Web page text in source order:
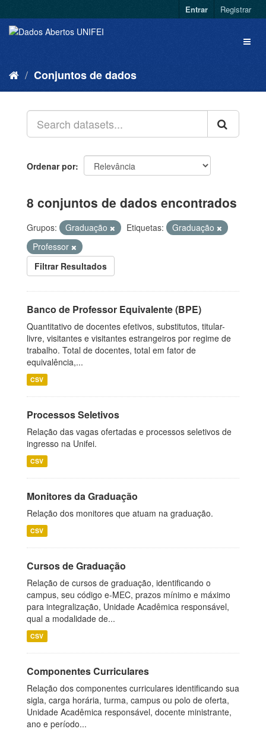
Entrar Registrar
Conjuntos de dados
Ordenar por
8 conjuntos de dados encontrados
Grupos: Graduação Etiquetas:
Graduação
Professor
Filtrar Resultados
Banco de Professor Equivalente (BPE)
Quantitativo de docentes efetivos, substitutos, titular-
livre, visitantes e visitantes estrangeiros por regime de
trabalho. Total de docentes, total em fator de
equivalência,...
CSV
Processos Seletivos
Relação das vagas ofertadas e processos seletivos de
ingresso na Unifei.
CSV
Monitores da Graduação
Relação dos monitores que atuam na graduação.
CSV
Cursos de Graduação
Relação de cursos de graduação, identificando o
campus, seu código e-MEC, prazos mínimo e máximo
para integralização, Unidade Acadêmica responsável,
qual a modalidade de...
CSV
Componentes Curriculares
Relação dos componentes curriculares identificando sua
sigla, carga horária, turma, campus ou polo de oferta,
Unidade Acadêmica responsável, docente ministrante,
ano e período...